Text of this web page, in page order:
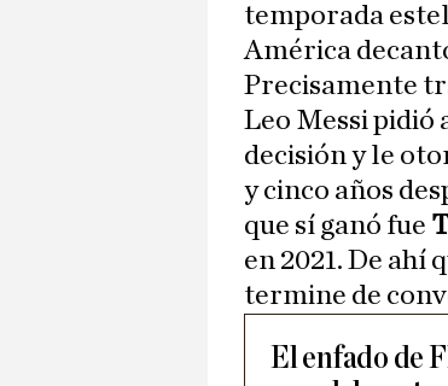
temporada
América
Precisamente
Leo Messi pidió
decisión y le
y cinco años
que sí ganó fue
en 2021. De ahí
termine de
El enfado de